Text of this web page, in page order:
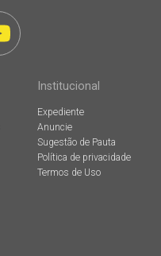
Institucional
Expediente
Anuncie
Sugestão de Pauta
Política de privacidade
Termos de Uso